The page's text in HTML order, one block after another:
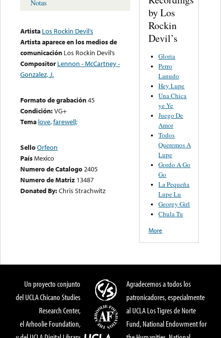
Notas
Artista Los Rockin Devil’s
Artista aparece en los medios de
comunicación Los Rockin Devil’s
Compositor Lennon - McCartney -
Gonzalez, J.
Formato de grabación45
Condición:VG+
Tema love,farewell;
SelloOrfeon
PaísMexico
Numero de Catalogo2405
Numero de Matriz 13487
Donated By:Chris Strachwitz
by Los
Rockin
Devil’s
Gloria
Perro
Lanudo
Hey Lupe
Una Chica
ye Ye
Juego De
Amor
Todos
Queremos A
Lupe
Gordo A Go
Go
La Pequeña
Lupe Lu
Georgy Girl
Chula Tu
More
Un proyecto conjunto
del UCLA Chicano Studies
Research Center,
el Arhoolie Foundation,
Agradecemos a todos los
patronicadores, especialmente
al UCLA Los Tigres de Norte
Fund, National Endowment for